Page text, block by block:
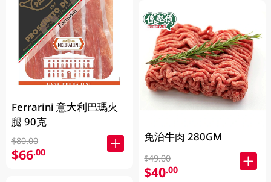
Ferrarini 意大利巴瑪火
腿 90克
$80.00
$66.00
免治牛肉 280GM
$49.00
$40.00